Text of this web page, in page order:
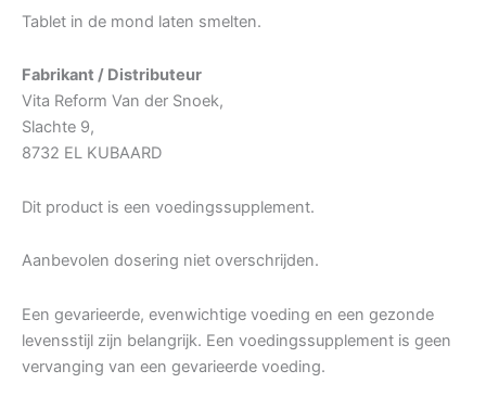
Tablet in de mond laten smelten.
Fabrikant / Distributeur
Vita Reform Van der Snoek,
Slachte 9,
8732 EL KUBAARD
Dit product is een voedingssupplement.
Aanbevolen dosering niet overschrijden.
Een gevarieerde, evenwichtige voeding en een gezonde
levensstijl zijn belangrijk. Een voedingssupplement is geen
vervanging van een gevarieerde voeding.